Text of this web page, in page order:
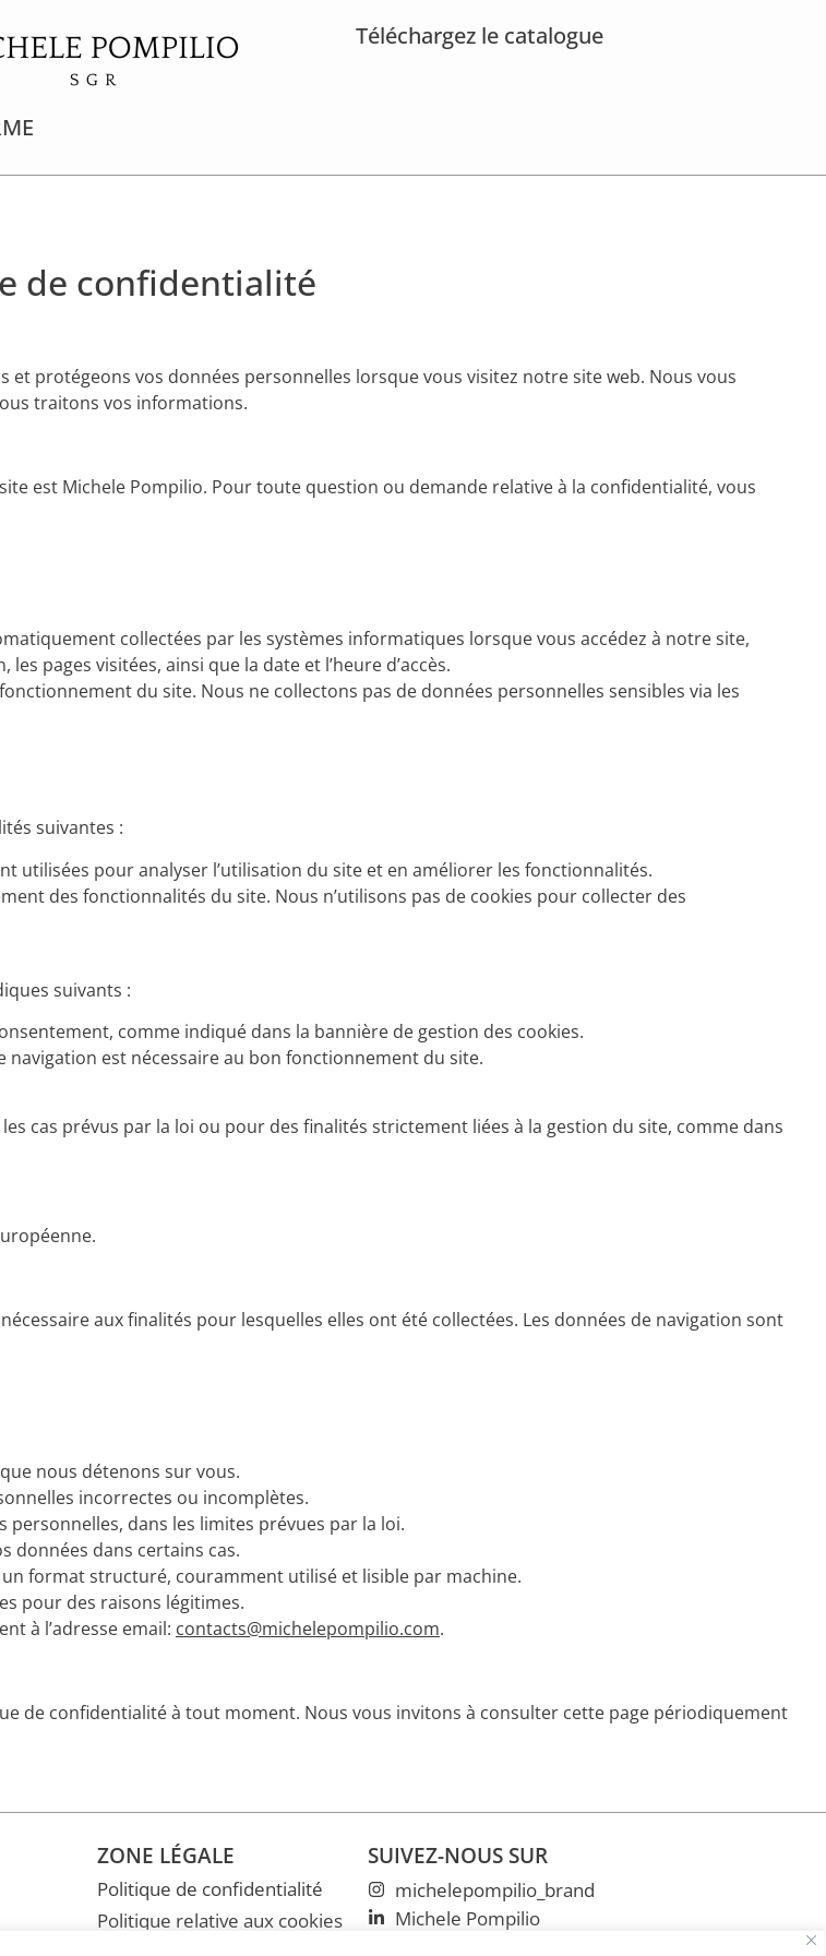
Téléchargez le catalogue
de confidentialité
protégeons vos données personnelles lorsque vous visitez notre site web. Nous vous
traitons vos informations.
est Michele Pompilio. Pour toute question ou demande relative à la confidentialité, vous
collectées par les systèmes informatiques lorsque vous accédez à notre site,
pages visitées, ainsi que la date et l’heure d’accès.
du site. Nous ne collectons pas de données personnelles sensibles via les
suivantes :
utilisées pour analyser l’utilisation du site et en améliorer les fonctionnalités.
des fonctionnalités du site. Nous n’utilisons pas de cookies pour collecter des
suivants :
comme indiqué dans la bannière de gestion des cookies.
navigation est nécessaire au bon fonctionnement du site.
cas prévus par la loi ou pour des finalités strictement liées à la gestion du site, comme dans
aux finalités pour lesquelles elles ont été collectées. Les données de navigation sont
nous détenons sur vous.
incorrectes ou incomplètes.
dans les limites prévues par la loi.
données dans certains cas.
format structuré, couramment utilisé et lisible par machine.
pour des raisons légitimes.
à l’adresse email: contacts@michelepompilio.com.
de confidentialité à tout moment. Nous vous invitons à consulter cette page périodiquement
ZONE LÉGALE
Politique de confidentialité
Politique relative aux cookies
SUIVEZ-NOUS SUR
michelepompilio_brand
Michele Pompilio